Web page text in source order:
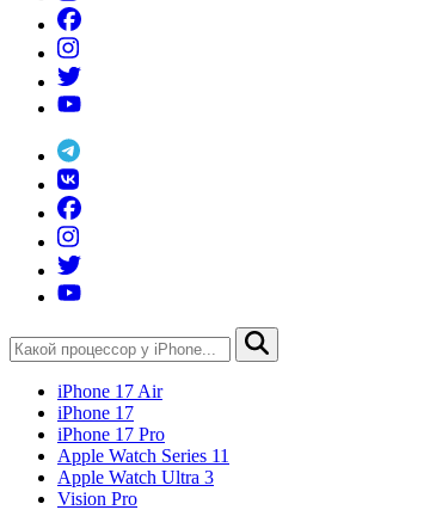
iPhone 17 Air
iPhone 17
iPhone 17 Pro
Apple Watch Series 11
Apple Watch Ultra 3
Vision Pro